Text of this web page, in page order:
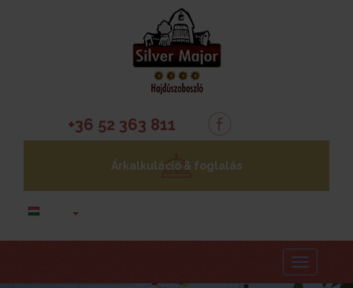
+36 52 363 811
Árkalkuláció & foglalás
Menu